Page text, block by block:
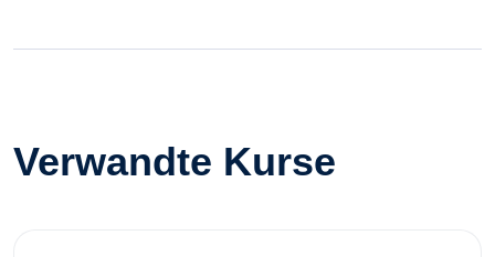
Verwandte Kurse